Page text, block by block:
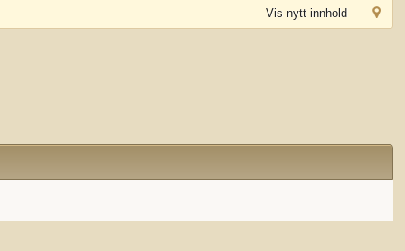
Vis nytt innhold